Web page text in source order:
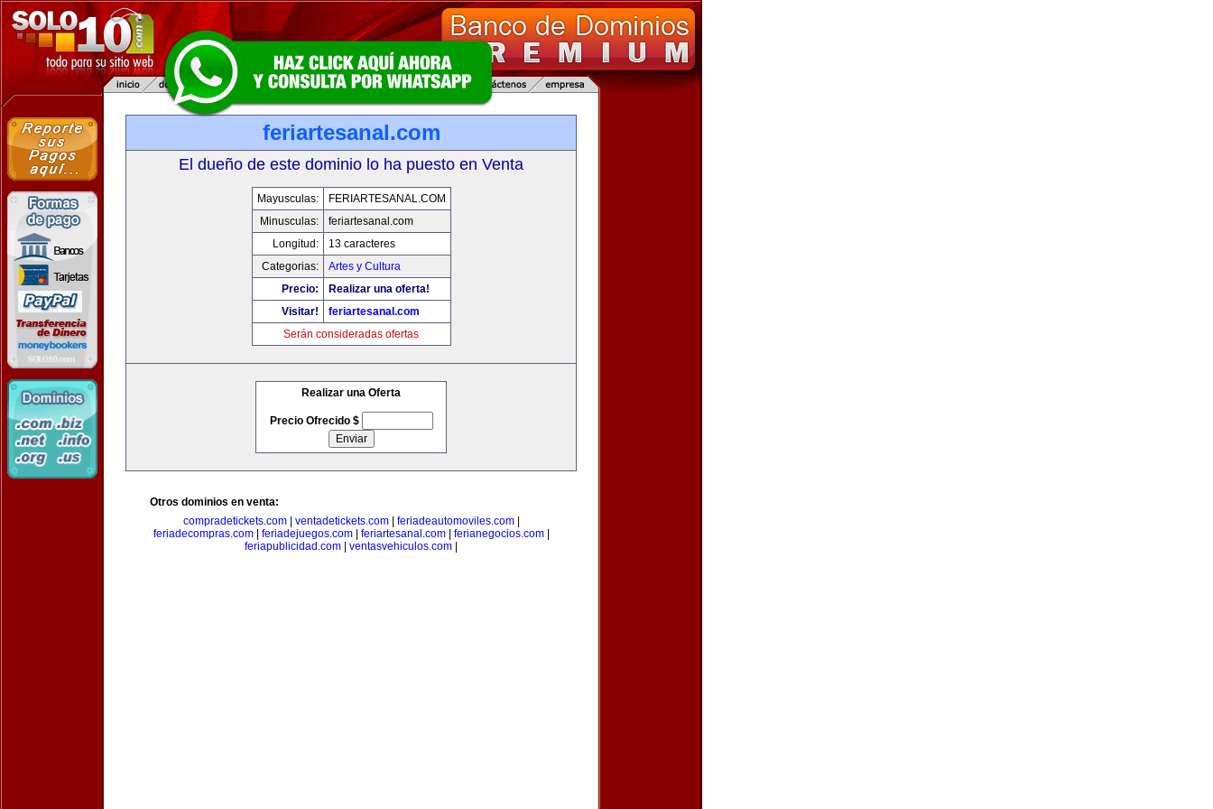
feriartesanal.com
El dueño de este dominio lo ha puesto en Venta
Mayusculas:
FERIARTESANAL.COM
Minusculas:
feriartesanal.com
Longitud:
13 caracteres
Categorias:
Artes y Cultura
Precio:
Realizar una oferta!
Visitar!
feriartesanal.com
Serán consideradas ofertas
Realizar una Oferta
Precio Ofrecido $
Otros dominios en venta:
compradetickets.com| ventadetickets.com| feriadeautomoviles.com|
feriadecompras.com| feriadejuegos.com| feriartesanal.com| ferianegocios.com|
feriapublicidad.com
ventasvehiculos.com